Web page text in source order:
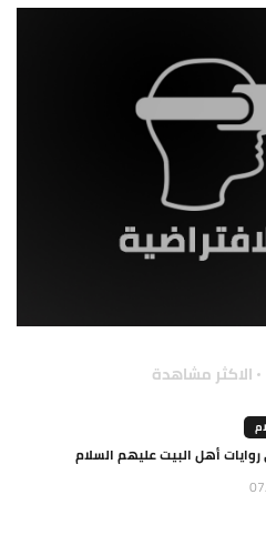
الاكثر مشاهدة
أهل البيت عليهم السلام